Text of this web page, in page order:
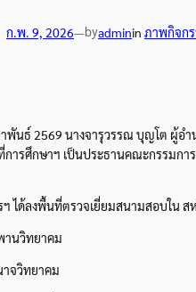
ก.พ. 9, 2026—byadminin ภาพกิจก
พันธ์ 2569 นางจารุวรรณ บุญโต ผู้อ
การศึกษาฯ เป็นประธานคณะกรรมก
ได้ลงพื้นที่ตรวจเยี่ยมสนามสอบใน
านวิทยาคม
าจวิทยาคม